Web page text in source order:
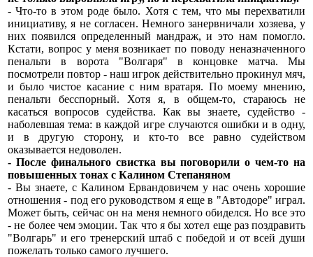
- Что-то в этом роде было. Хотя с тем, что мы перехватили
инициативу, я не согласен. Немного занервничали хозяева, у
них появился определенный мандраж, и это нам помогло.
Кстати, вопрос у меня возникает по поводу неназначенного
пенальти в ворота "Волгаря" в концовке матча. Мы
посмотрели повтор - наш игрок действительно прокинул мяч,
и было чистое касание с ним вратаря. По моему мнению,
пенальти бесспорный. Хотя я, в общем-то, стараюсь не
касаться вопросов судейства. Как вы знаете, судейство -
наболевшая тема: в каждой игре случаются ошибки и в одну,
и в другую сторону, и кто-то все равно судейством
оказывается недоволен.
- После финального свистка вы поговорили о чем-то на
повышенных тонах с Калином Степаняном
- Вы знаете, с Калином Ервандовичем у нас очень хорошие
отношения - под его руководством я еще в "Автодоре" играл.
Может быть, сейчас он на меня немного обиделся. Но все это
- не более чем эмоции. Так что я бы хотел еще раз поздравить
"Волгарь" и его тренерский штаб с победой и от всей души
пожелать только самого лучшего.